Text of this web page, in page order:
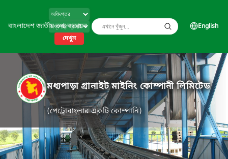
বাংলাদেশ জাতীয় তথ্য বাতায়ন
দেখুন
English
মধ্যপাড়া গ্রানাইট মাইনিং কোম্পানী লিমিটেড
(পেট্রোবাংলার একটি কোম্পানি)